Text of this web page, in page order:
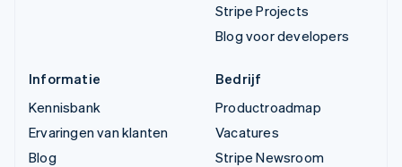
Stripe Projects
Blog voor developers
Informatie
Kennisbank
Ervaringen van klanten
Blog
Bedrijf
Productroadmap
Vacatures
Stripe Newsroom